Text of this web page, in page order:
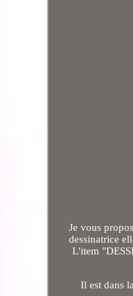
Je vous
dessinatrice
L'item
Il est dans